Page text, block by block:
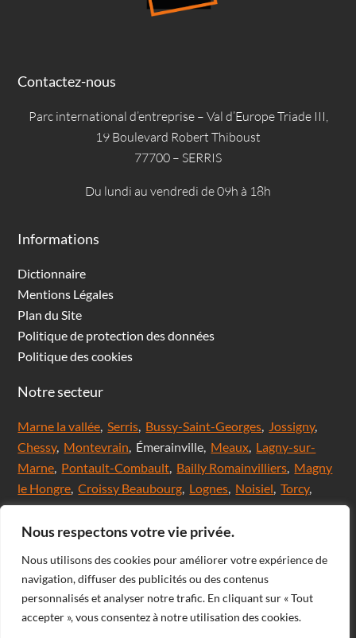
Nous respectons votre vie privée.
Nous utilisons des cookies pour améliorer votre expérience de
navigation, diffuser des publicités ou des contenus
personnalisés et analyser notre trafic. En cliquant sur « Tout
accepter », vous consentez à notre utilisation des cookies.
Contactez-nous
Parc international d’entreprise – Val d’Europe Triade III,
19 Boulevard Robert Thiboust
77700 – SERRIS
Du lundi au vendredi de 09h à 18h
Informations
Dictionnaire
Mentions Légales
Plan du Site
Politique de protection des données
Politique des cookies
Notre secteur
Marne la vallée,Serris, Bussy-Saint-Georges, Jossigny,
Chessy, Montevrain, Émerainville, Meaux, Lagny-sur-
Marne, Pontault-Combault, Bailly Romainvilliers, Magny
le Hongre,Croissy Beaubourg, Lognes, Noisiel,Torcy,
Chanteloup en brie,Saint Thibault des Vignes,Val
d'Europe,Coupvray , Chalifert, Esbly, Thorigny,
comte Robert, Ferrières en Brie, Nangis, Villeneuve-Le-
Comte, Meaux, Mareuil les Meaux, Nanteuil les Meaux,
Roissy-En-Brie, Champs-sur-Marne, Noisiel, Chelles,